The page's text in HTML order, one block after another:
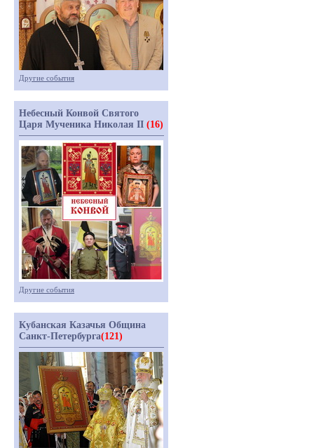
Другие события
Небесный Конвой Святого
Царя Мученика Николая II (16)
Другие события
Кубанская Казачья Община
Санкт-Петербурга(121)